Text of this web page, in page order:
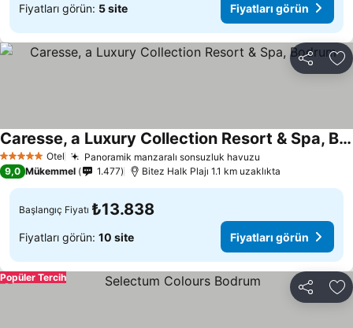
Fiyatları görün: 5 site Fiyatları görün
Paylaş
5 Yıldız Otel Panoramik manzaralı sonsuzluk havuzu
Caresse, a Luxury Collection Resort & Spa, Bodrum
9,0 Mükemmel 1.477 Bitez Halk Plajı 1.1 km uzaklıkta
Başlangıç Fiyatı ₺13.838
Fiyatları görün: 10 site Fiyatları görün
Paylaş
Popüler Tercih